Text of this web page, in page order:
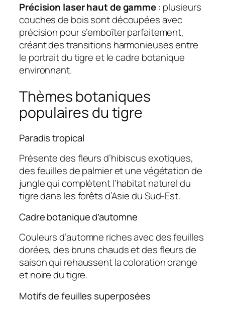
Précision laser haut de gamme : plusieurs
couches de bois sont découpées avec
précision pour s’emboîter parfaitement,
créant des transitions harmonieuses entre
le portrait du tigre et le cadre botanique
environnant.
Thèmes botaniques
populaires du tigre
Paradis tropical
Présente des fleurs d’hibiscus exotiques,
des feuilles de palmier et une végétation de
jungle qui complètent l’habitat naturel du
tigre dans les forêts d’Asie du Sud-Est.
Cadre botanique d’automne
Couleurs d’automne riches avec des feuilles
dorées, des bruns chauds et des fleurs de
saison qui rehaussent la coloration orange
et noire du tigre.
Motifs de feuilles superposées